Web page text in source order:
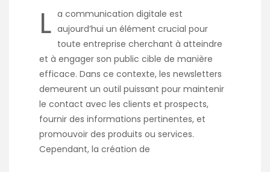
L a communication digitale est
aujourd’hui un élément crucial pour
toute entreprise cherchant à atteindre
et à engager son public cible de manière
efficace. Dans ce contexte, les newsletters
demeurent un outil puissant pour maintenir
le contact avec les clients et prospects,
fournir des informations pertinentes, et
promouvoir des produits ou services.
Cependant, la création de